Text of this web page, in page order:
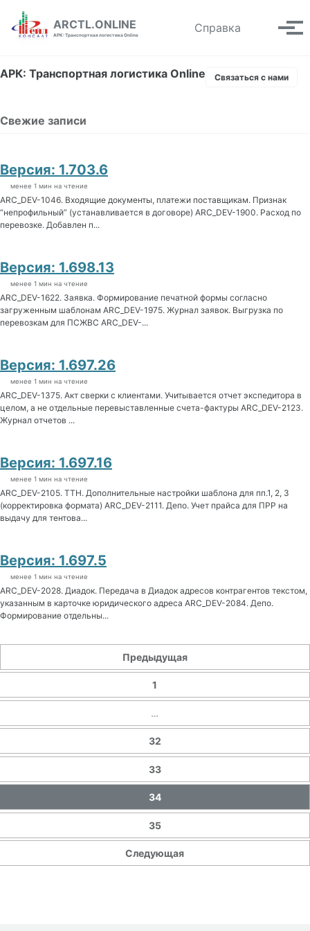
Skip to primary navigation
Skip to content
Skip to footer
ARCTL.ONLINE
АРК: Транспортная логистика Online
Справка Toggle
АРК: Транспортная логистика Online Связаться с нами
Свежие записи
Версия: 1.703.6
менее 1 мин на чтение
ARC_DEV-1046. Входящие документы, платежи поставщикам. Признак
“непрофильный” (устанавливается в договоре) ARC_DEV-1900. Расход по
перевозке. Добавлен п...
Версия: 1.698.13
менее 1 мин на чтение
ARC_DEV-1622. Заявка. Формирование печатной формы согласно
загруженным шаблонам ARC_DEV-1975. Журнал заявок. Выгрузка по
перевозкам для ПСЖВС ARC_DEV-...
Версия: 1.697.26
менее 1 мин на чтение
ARC_DEV-1375. Акт сверки с клиентами. Учитывается отчет экспедитора в
целом, а не отдельные перевыставленные счета-фактуры ARC_DEV-2123.
Журнал отчетов ...
Версия: 1.697.16
менее 1 мин на чтение
ARC_DEV-2105. ТТН. Дополнительные настройки шаблона для пп.1, 2, 3
(корректировка формата) ARC_DEV-2111. Депо. Учет прайса для ПРР на
выдачу для тентова...
Версия: 1.697.5
менее 1 мин на чтение
ARC_DEV-2028. Диадок. Передача в Диадок адресов контрагентов текстом,
указанным в карточке юридического адреса ARC_DEV-2084. Депо.
Формирование отдельны...
Предыдущая
1
…
32
33
34
35
Следующая